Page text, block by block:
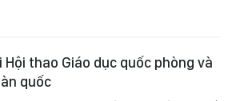
thao Giáo dục quốc phòng và
quốc